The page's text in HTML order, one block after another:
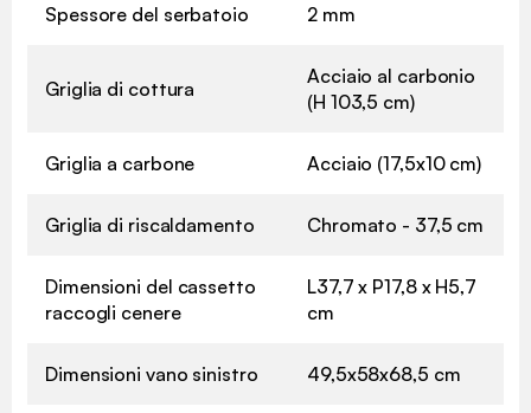
Spessore del serbatoio 2 mm
Griglia di cottura
Acciaio al carbonio
(H 103,5 cm)
Griglia a carbone Acciaio (17,5x10 cm)
Griglia di riscaldamento Chromato - 37,5 cm
Dimensioni del cassetto
raccogli cenere
L37,7 x P17,8 x H5,7
cm
Dimensioni vano sinistro 49,5x58x68,5 cm